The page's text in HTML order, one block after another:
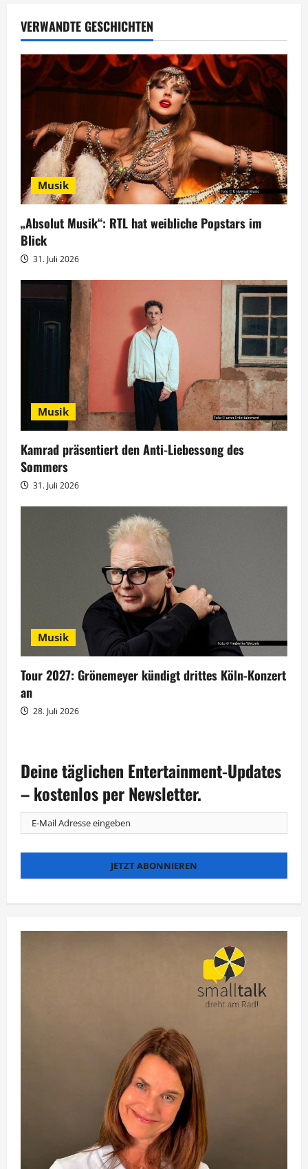
a
g
a
i
g
a
t
VERWANDTE GESCHICHTEN
Musik
„Absolut Musik“: RTL hat weibliche Popstars im
Blick
31. Juli 2026
Musik
Kamrad präsentiert den Anti-Liebessong des
Sommers
31. Juli 2026
Musik
Tour 2027: Grönemeyer kündigt drittes Köln-Konzert
an
28. Juli 2026
Deine täglichen Entertainment-Updates
– kostenlos per Newsletter.